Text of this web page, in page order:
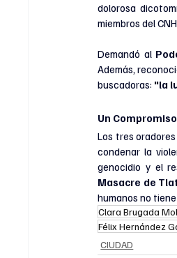
dolorosa
miembros del
Demandó al
Además,
buscadoras: "la
Un
Los tres
condenar la
genocidio y el
Masacre de
humanos no
Clara Brugada
Félix Hernández
CIUDAD